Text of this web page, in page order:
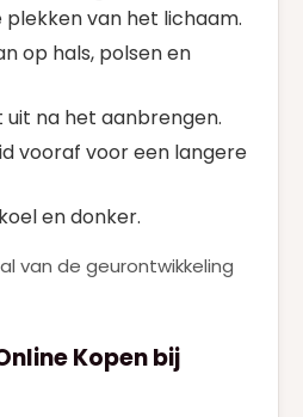
van het lichaam.
op hals, polsen en
na het aanbrengen.
vooraf voor een langere
en donker.
van de geurontwikkeling
Kopen bij